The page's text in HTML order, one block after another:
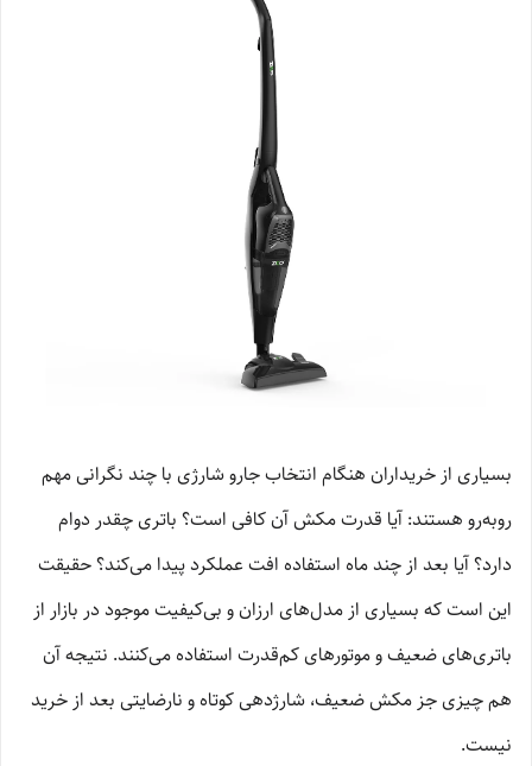
بسیاری از خریداران هنگام انتخاب جارو شارژی با چند نگرانی مهم
روبه‌رو هستند: آیا قدرت مکش آن کافی است؟ باتری چقدر دوام
دارد؟ آیا بعد از چند ماه استفاده افت عملکرد پیدا می‌کند؟ حقیقت
این است که بسیاری از مدل‌های ارزان و بی‌کیفیت موجود در بازار از
باتری‌های ضعیف و موتورهای کم‌قدرت استفاده می‌کنند. نتیجه آن
هم چیزی جز مکش ضعیف، شارژدهی کوتاه و نارضایتی بعد از خرید
نیست.